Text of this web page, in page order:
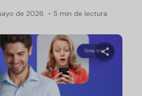
de 2026 5 min de lectura